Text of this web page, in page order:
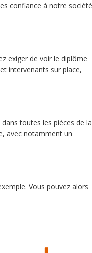
confiance à notre société
exiger de voir le diplôme
intervenants sur place,
toutes les pièces de la
avec notamment un
Vous pouvez alors